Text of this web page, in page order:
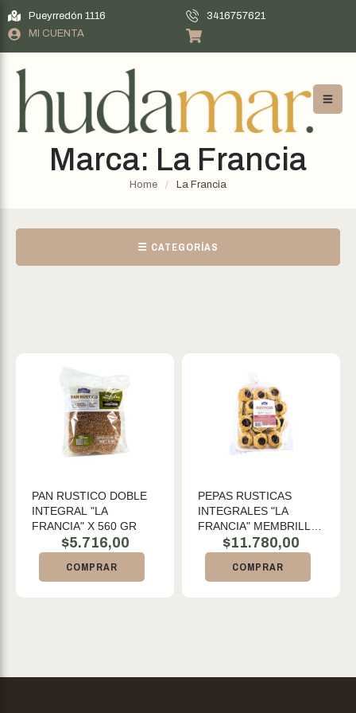
Pueyrredón 1116
3416757621
MI CUENTA
Marca: La Francia
Home / La Francia
☰ CATEGORÍAS
PAN RUSTICO DOBLE
INTEGRAL "LA
FRANCIA" X 560 GR
$5.716,00
COMPRAR
PEPAS RUSTICAS
INTEGRALES "LA
FRANCIA" MEMBRILLO
NY CHIA X KG
$11.780,00
COMPRAR